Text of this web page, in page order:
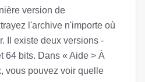
version de
l'archive n'importe où
Il existe deux versions -
64 bits. Dans « Aide > À
vous pouvez voir quelle